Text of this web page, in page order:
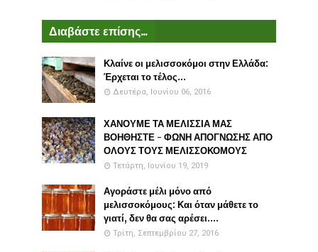
Διαβάστε επίσης...
Κλαίνε οι μελισσοκόμοι στην Ελλάδα:
Έρχεται το τέλος...
Δευτέρα, Ιουνίου 06, 2016
ΧΑΝΟΥΜΕ ΤΑ ΜΕΛΙΣΣΙΑ ΜΑΣ
ΒΟΗΘΗΣΤΕ - ΦΩΝΗ ΑΠΟΓΝΩΣΗΣ ΑΠΟ
ΟΛΟΥΣ ΤΟΥΣ ΜΕΛΙΣΣΟΚΟΜΟΥΣ
Τετάρτη, Ιουνίου 19, 2019
Αγοράστε μέλι μόνο από
μελισσοκόμους: Και όταν μάθετε το
γιατί, δεν θα σας αρέσει....
Τρίτη, Σεπτεμβρίου 27, 2016